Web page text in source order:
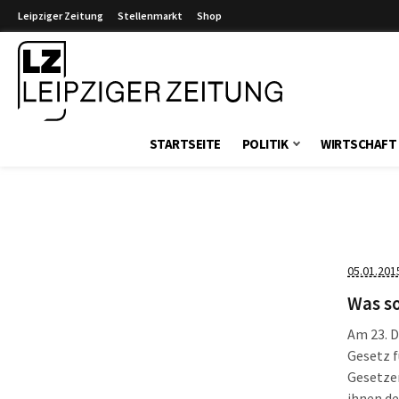
Leipziger Zeitung Stellenmarkt Shop
STARTSEITE POLITIK WIRTSCHAFT
Was
Am 23.
Gesetz